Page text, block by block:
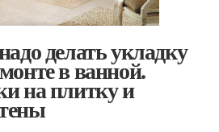
делать укладку
в ванной.
на плитку и